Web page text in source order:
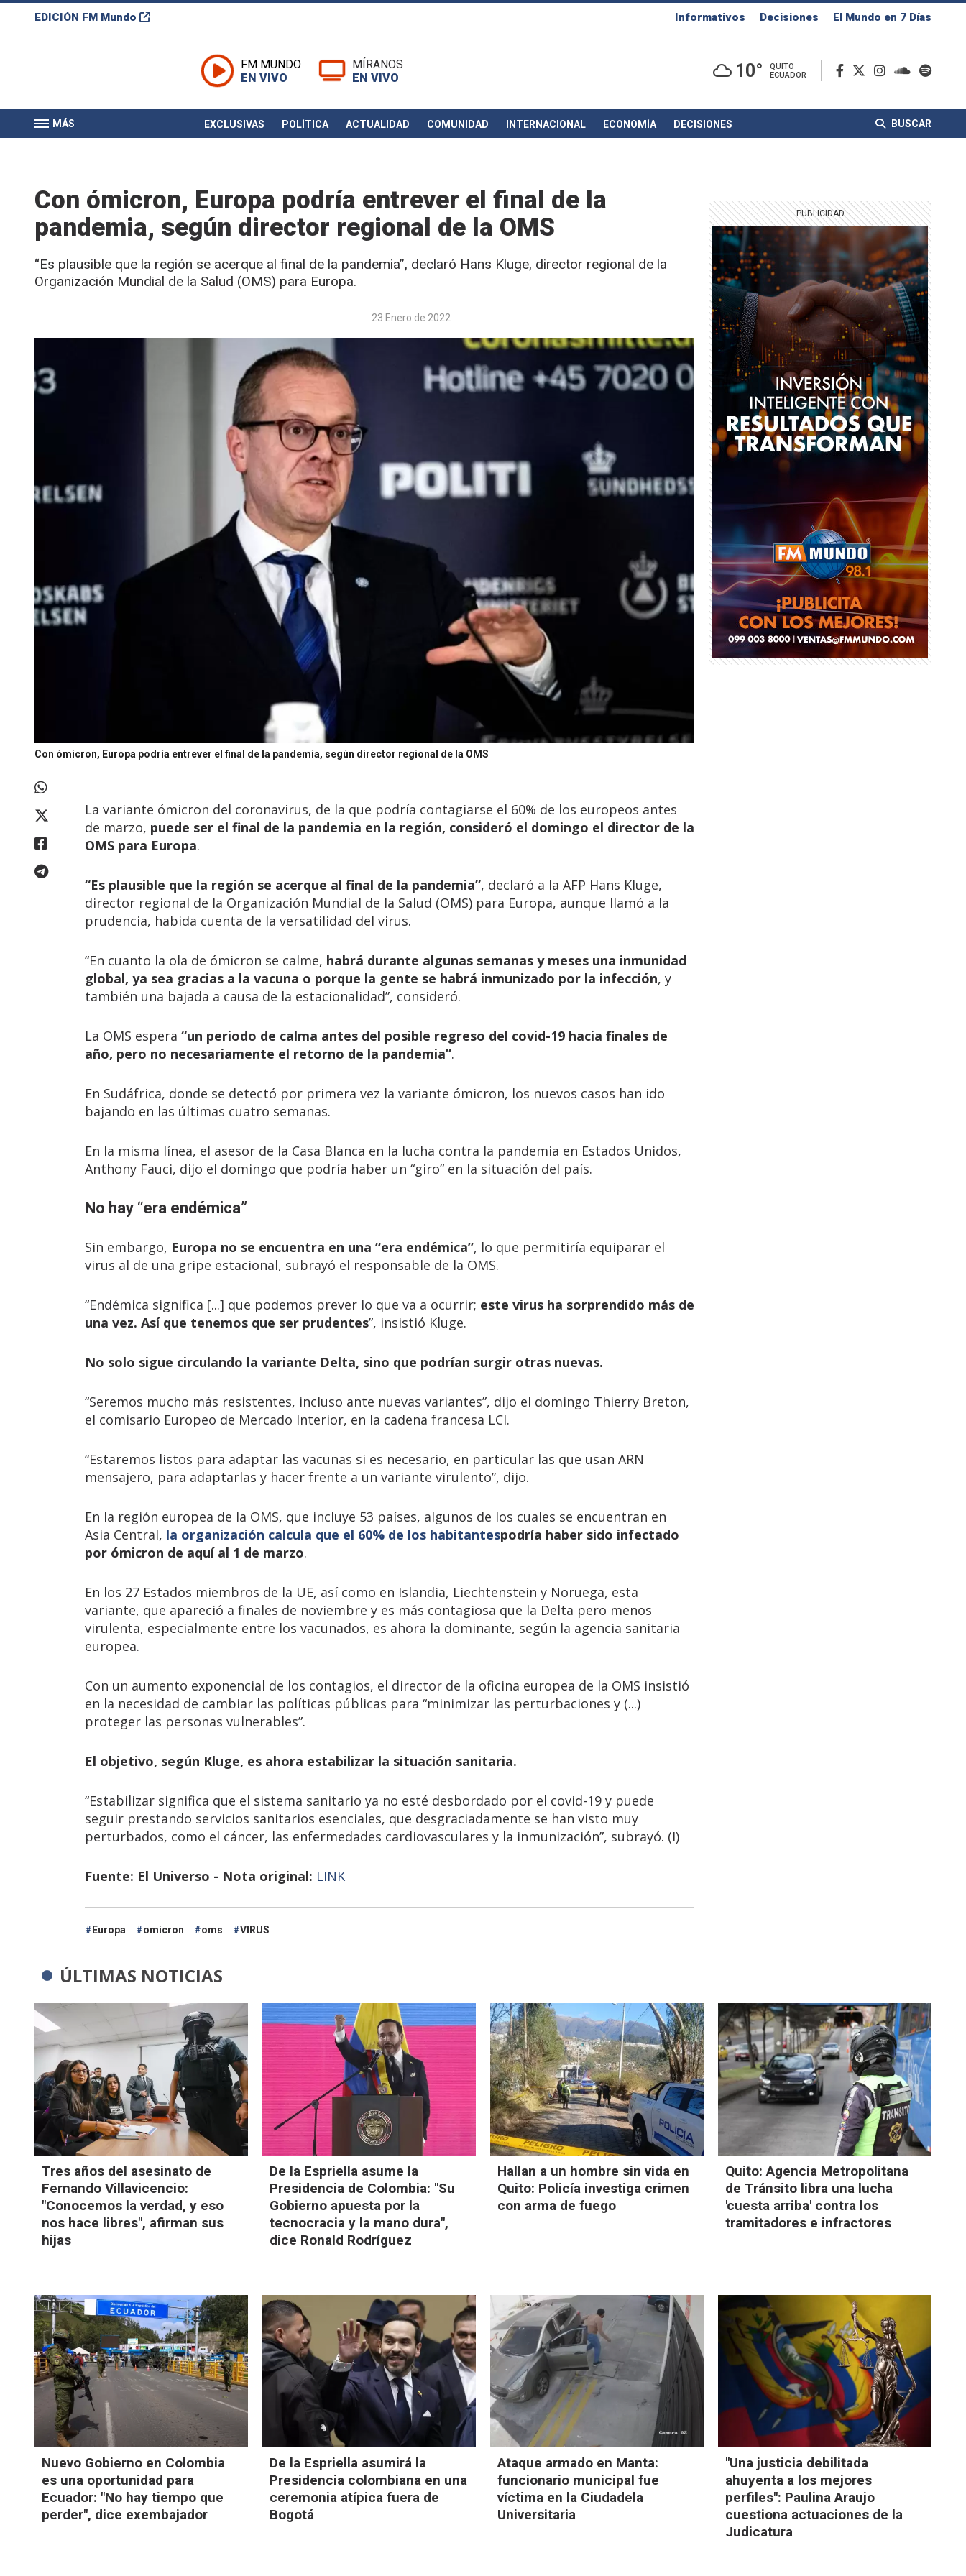
EDICIÓN FM Mundo Informativos Decisiones El Mundo en 7 Días
FM MUNDO
EN VIVO
MÍRANOS
EN VIVO
10°
QUITO
ECUADOR
MÁS EXCLUSIVAS POLÍTICA ACTUALIDAD COMUNIDAD INTERNACIONAL ECONOMÍA DECISIONES BUSCAR
Con ómicron, Europa podría entrever el final de la
pandemia, según director regional de la OMS
“Es plausible que la región se acerque al final de la pandemia”, declaró Hans Kluge, director regional de la
Organización Mundial de la Salud (OMS) para Europa.
23 Enero de 2022
Con ómicron, Europa podría entrever el final de la pandemia, según director regional de la OMS
La variante ómicron del coronavirus, de la que podría contagiarse el 60% de los europeos antes
de marzo, puede ser el final de la pandemia en la región, consideró el domingo el director de la
OMS para Europa.
“Es plausible que la región se acerque al final de la pandemia”, declaró a la AFP Hans Kluge,
director regional de la Organización Mundial de la Salud (OMS) para Europa, aunque llamó a la
prudencia, habida cuenta de la versatilidad del virus.
“En cuanto la ola de ómicron se calme, habrá durante algunas semanas y meses una inmunidad
global, ya sea gracias a la vacuna o porque la gente se habrá inmunizado por la infección, y
también una bajada a causa de la estacionalidad”, consideró.
La OMS espera “un periodo de calma antes del posible regreso del covid-19 hacia finales de
año, pero no necesariamente el retorno de la pandemia”.
En Sudáfrica, donde se detectó por primera vez la variante ómicron, los nuevos casos han ido
bajando en las últimas cuatro semanas.
En la misma línea, el asesor de la Casa Blanca en la lucha contra la pandemia en Estados Unidos,
Anthony Fauci, dijo el domingo que podría haber un “giro” en la situación del país.
No hay “era endémica”
Sin embargo, Europa no se encuentra en una “era endémica”, lo que permitiría equiparar el
virus al de una gripe estacional, subrayó el responsable de la OMS.
“Endémica significa [...] que podemos prever lo que va a ocurrir; este virus ha sorprendido más de
una vez. Así que tenemos que ser prudentes”, insistió Kluge.
No solo sigue circulando la variante Delta, sino que podrían surgir otras nuevas.
“Seremos mucho más resistentes, incluso ante nuevas variantes”, dijo el domingo Thierry Breton,
el comisario Europeo de Mercado Interior, en la cadena francesa LCI.
“Estaremos listos para adaptar las vacunas si es necesario, en particular las que usan ARN
mensajero, para adaptarlas y hacer frente a un variante virulento”, dijo.
En la región europea de la OMS, que incluye 53 países, algunos de los cuales se encuentran en
Asia Central, la organización calcula que el 60% de los habitantespodría haber sido infectado
por ómicron de aquí al 1 de marzo.
En los 27 Estados miembros de la UE, así como en Islandia, Liechtenstein y Noruega, esta
variante, que apareció a finales de noviembre y es más contagiosa que la Delta pero menos
virulenta, especialmente entre los vacunados, es ahora la dominante, según la agencia sanitaria
europea.
Con un aumento exponencial de los contagios, el director de la oficina europea de la OMS insistió
en la necesidad de cambiar las políticas públicas para “minimizar las perturbaciones y (...)
proteger las personas vulnerables”.
El objetivo, según Kluge, es ahora estabilizar la situación sanitaria.
“Estabilizar significa que el sistema sanitario ya no esté desbordado por el covid-19 y puede
seguir prestando servicios sanitarios esenciales, que desgraciadamente se han visto muy
perturbados, como el cáncer, las enfermedades cardiovasculares y la inmunización”, subrayó. (I)
Fuente: El Universo - Nota original: LINK
Europa omicron oms VIRUS
ÚLTIMAS NOTICIAS
Tres años del asesinato de
Fernando Villavicencio:
"Conocemos la verdad, y eso
nos hace libres", afirman sus
hijas
De la Espriella asume la
Presidencia de Colombia: "Su
Gobierno apuesta por la
tecnocracia y la mano dura",
dice Ronald Rodríguez
Hallan a un hombre sin vida en
Quito: Policía investiga crimen
con arma de fuego
Quito: Agencia Metropolitana
de Tránsito libra una lucha
'cuesta arriba' contra los
tramitadores e infractores
Nuevo Gobierno en Colombia
es una oportunidad para
Ecuador: "No hay tiempo que
perder", dice exembajador
De la Espriella asumirá la
Presidencia colombiana en una
ceremonia atípica fuera de
Bogotá
Ataque armado en Manta:
funcionario municipal fue
víctima en la Ciudadela
Universitaria
"Una justicia debilitada
ahuyenta a los mejores
perfiles": Paulina Araujo
cuestiona actuaciones de la
Judicatura